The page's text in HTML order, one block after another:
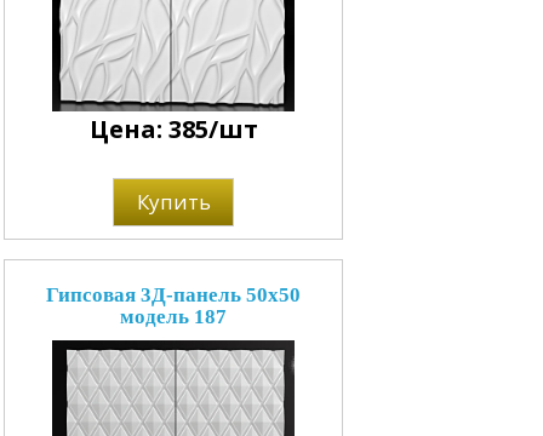
Цена: 385/шт
Купить
Гипсовая 3Д-панель 50x50
модель 187